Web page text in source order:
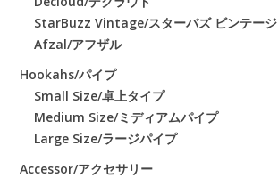
StarBuzz Vintage/スターバズ ビンテージ
Afzal/アフザル
Hookahs/パイプ
Small Size/卓上タイプ
Medium Size/ミディアムパイプ
Large Size/ラージパイプ
Accessor/アクセサリー